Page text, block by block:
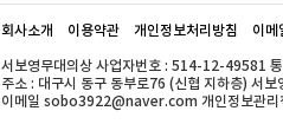
회사소개 이용약관 개인정보처리방침 이메
서보영무대의상 사업자번호 : 514-12-49581
주소 : 대구시 동구 동부로76 (신협 지하층)
이메일 sobo3922@naver.com 개인정보관리